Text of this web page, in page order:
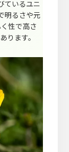
ているユニ
明るさや元
性で高さ
ります。